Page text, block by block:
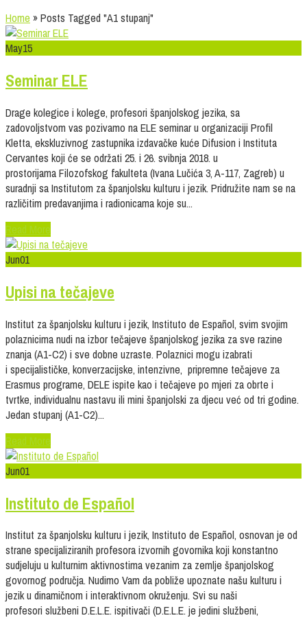
Home »Posts Tagged "A1 stupanj"
May15
Seminar ELE
Drage kolegice i kolege, profesori španjolskog jezika, sa
zadovoljstvom vas pozivamo na ELE seminar u organizaciji Profil
Kletta, ekskluzivnog zastupnika izdavačke kuće Difusion i Instituta
Cervantes koji će se održati 25. i 26. svibnja 2018. u
prostorijama Filozofskog fakulteta (Ivana Lučića 3, A-117, Zagreb) u
suradnji sa Institutom za španjolsku kulturu i jezik. Pridružite nam se na
različitim predavanjima i radionicama koje su...
Read More
Jun01
Upisi na tečajeve
Institut za španjolsku kulturu i jezik, Instituto de Español, svim svojim
polaznicima nudi na izbor tečajeve španjolskog jezika za sve razine
znanja (A1-C2) i sve dobne uzraste. Polaznici mogu izabrati
i specijalističke, konverzacijske, intenzivne, pripremne tečajeve za
Erasmus programe, DELE ispite kao i tečajeve po mjeri za obrte i
tvrtke, individualnu nastavu ili mini španjolski za djecu već od tri godine.
Jedan stupanj (A1-C2)...
Read More
Jun01
Instituto de Español
Institut za španjolsku kulturu i jezik, Instituto de Español, osnovan je od
strane specijaliziranih profesora izvornih govornika koji konstantno
sudjeluju u kulturnim aktivnostima vezanim za zemlje španjolskog
govornog područja. Nudimo Vam da pobliže upoznate našu kulturu i
jezik u dinamičnom i interaktivnom okruženju. Svi su naši
profesori službeni D.E.L.E. ispitivači (D.E.L.E. je jedini službeni,